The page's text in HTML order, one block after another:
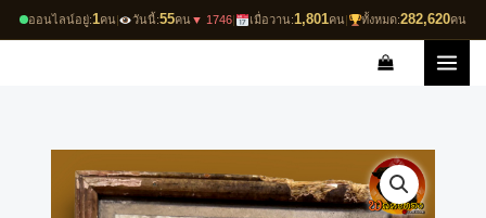
ออนไลน์อยู่:1คน| วันนี้:55คน▼ 1746| เมื่อวาน:1,801คน| ทั้งหมด:282,620คน
Skip
to